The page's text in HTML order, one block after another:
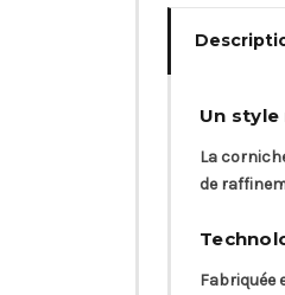
Un
La
de
Fabriquée